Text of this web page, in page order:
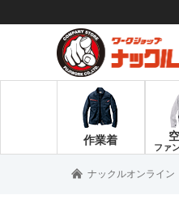
作業着
ファ
ナックルオンライン